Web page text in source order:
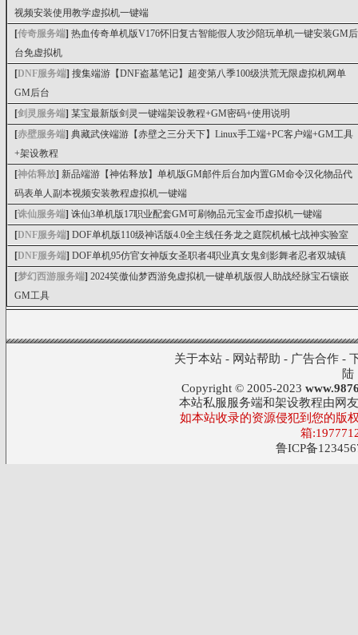
视频安装使用教学虚拟机一键端
[传奇服务端] 热血传奇单机版V176怀旧复古智能假人攻沙陪玩单机一键安装GM后
台免虚拟机
[DNF服务端] 搜集端游【DNF盗墓笔记】超变第八季100级洪荒无限虚拟机网单
GM后台
[剑灵服务端] 某宝最新版剑灵一键端架设教程+GM密码+使用说明
[赤壁服务端] 典藏武侠端游【赤壁之三分天下】Linux手工端+PC客户端+GM工具
+架设教程
[神佑释放] 新品端游【神佑释放】单机版GM邮件后台加内置GM命令汉化物品代
码表单人副本视频安装教程虚拟机一键端
[诛仙服务端] 诛仙3单机版17职业配套GM可刷物品元宝金币虚拟机一键端
[DNF服务端] DOF单机版110级神话版4.0全主线任务龙之庭院机械七战神实验室
[DNF服务端] DOF单机95仿官女神版女圣职者4职业真女鬼剑影舞者忍者双城镇
[梦幻西游服务端] 2024笑傲仙梦西游免虚拟机一键单机版假人助战经脉宝石镶嵌
GM工具
关于本站- 网站帮助 - 广告合作-
陆
Copyright © 2005-2023
本站私服服务端和架设教程由网
如本站收录的资源侵犯到您的版
箱
鲁ICP备